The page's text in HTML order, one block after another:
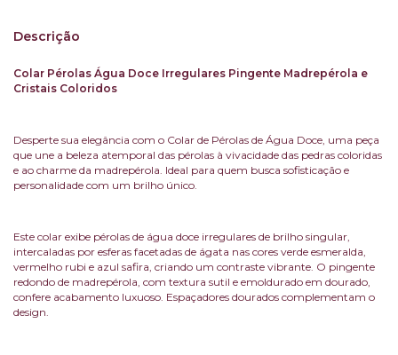
Descrição
Colar Pérolas Água Doce Irregulares Pingente Madrepérola e
Cristais Coloridos
Desperte sua elegância com o Colar de Pérolas de Água Doce, uma peça
que une a beleza atemporal das pérolas à vivacidade das pedras coloridas
e ao charme da madrepérola. Ideal para quem busca sofisticação e
personalidade com um brilho único.
Este colar exibe pérolas de água doce irregulares de brilho singular,
intercaladas por esferas facetadas de ágata nas cores verde esmeralda,
vermelho rubi e azul safira, criando um contraste vibrante. O pingente
redondo de madrepérola, com textura sutil e emoldurado em dourado,
confere acabamento luxuoso. Espaçadores dourados complementam o
design.